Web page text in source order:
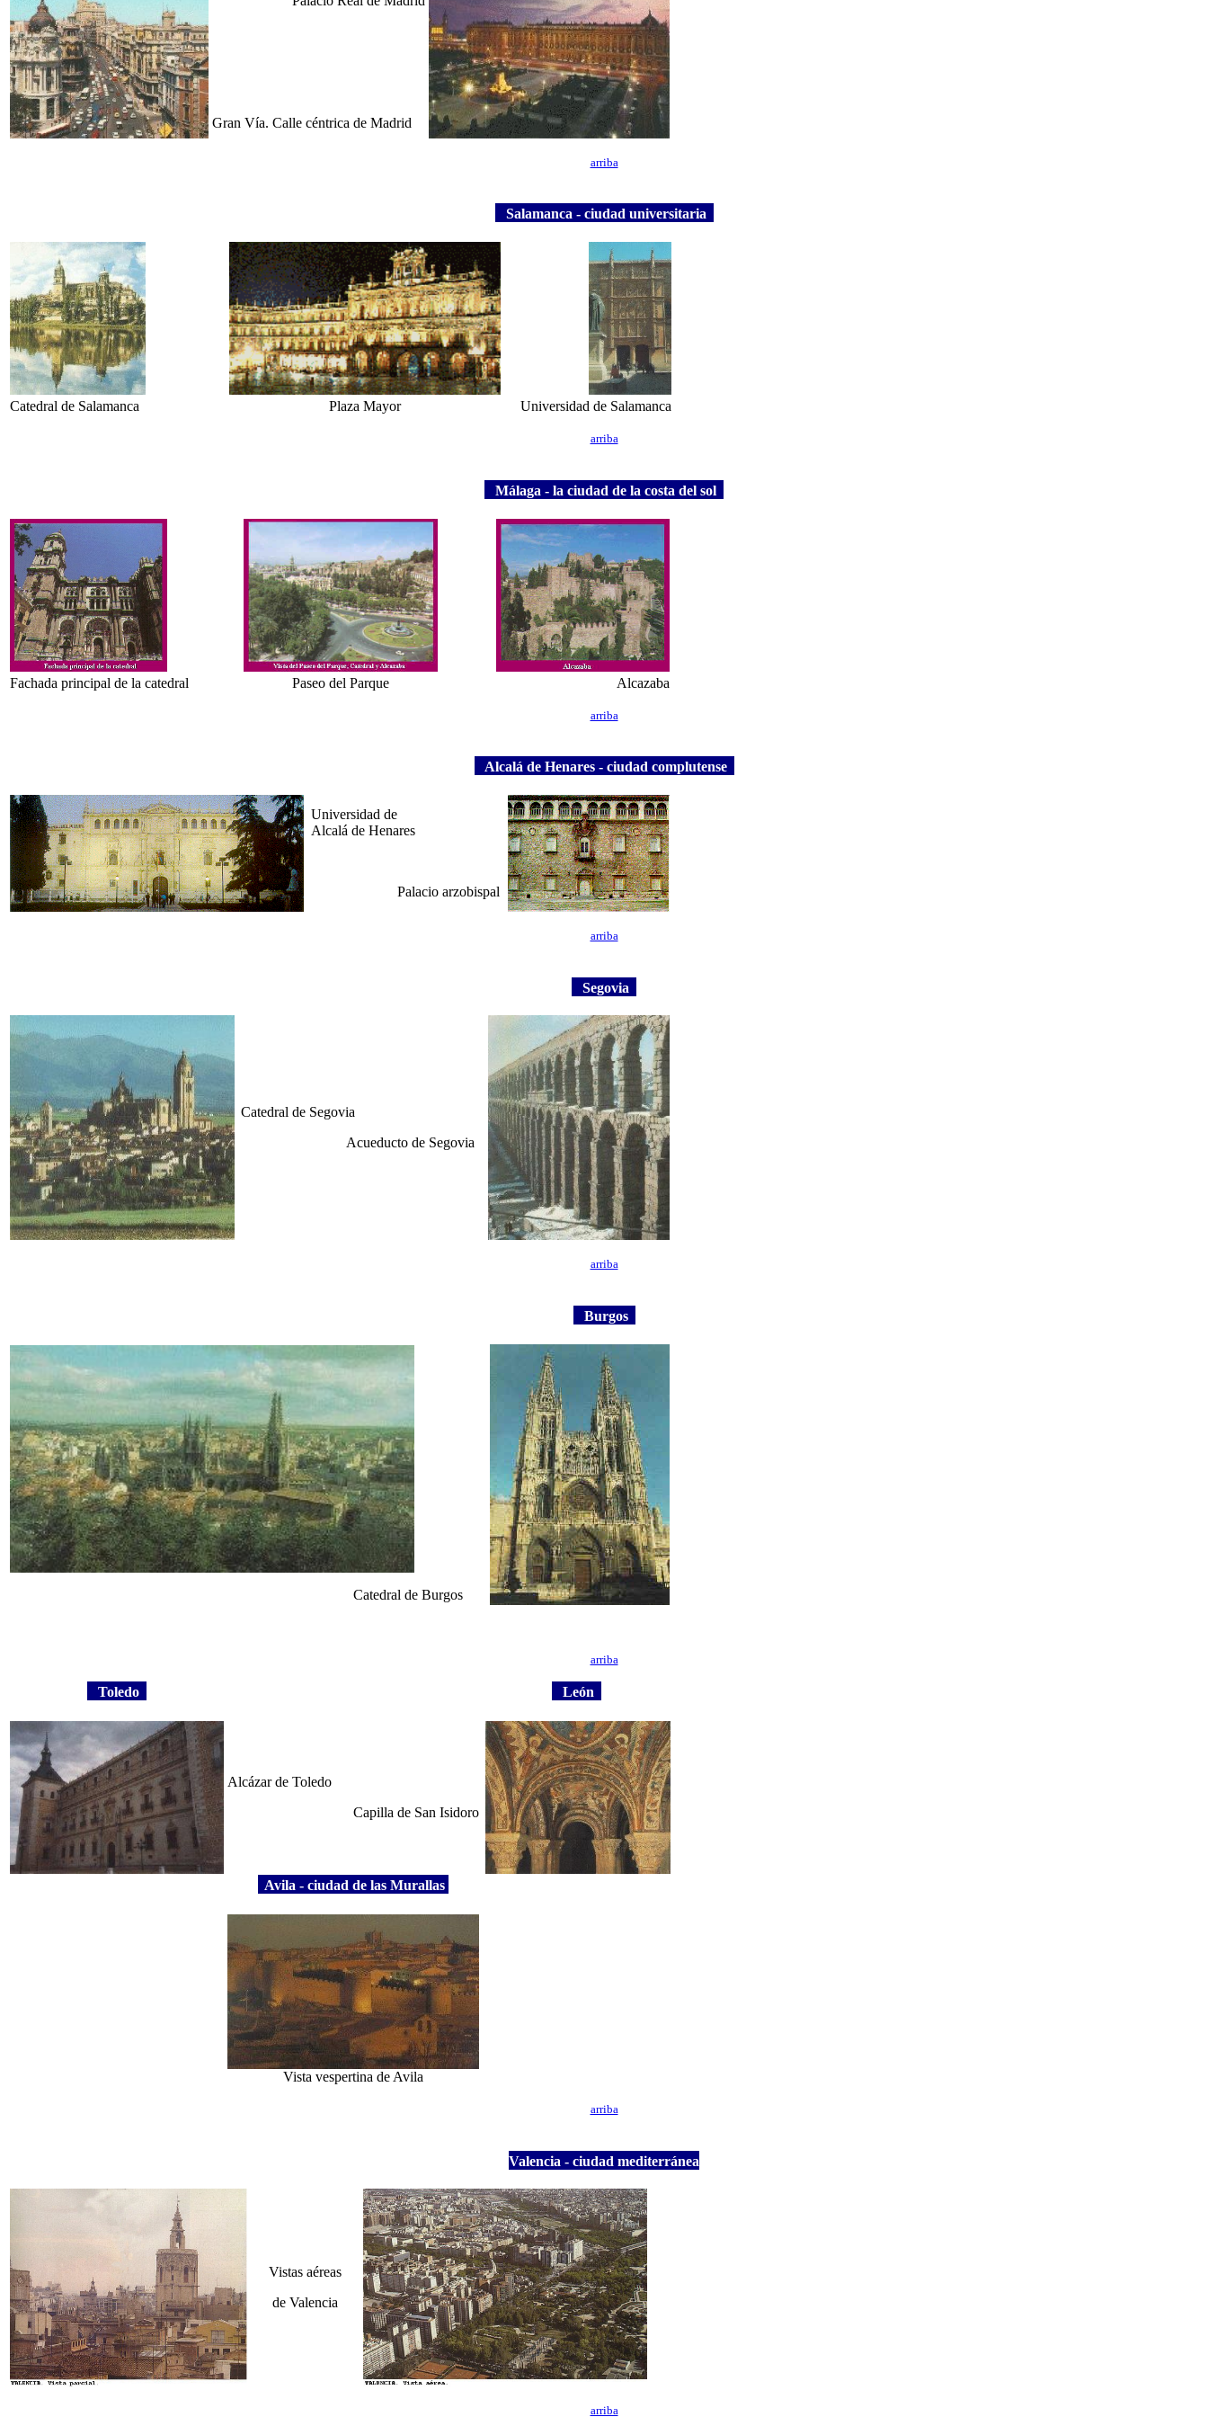
Gran Vía. Calle céntrica de Madrid
arriba
Salamanca - ciudad universitaria
Catedral de Salamanca Plaza Mayor Universidad de Salamanca
arriba
Málaga - la ciudad de la costa del sol
Fachada principal de la catedral Paseo del Parque Alcazaba
arriba
Alcalá de Henares - ciudad complutense
Universidad de
Alcalá de Henares
Palacio arzobispal
arriba
Segovia
Catedral de Segovia
Acueducto de Segovia
arriba
Burgos
Catedral de Burgos
arriba
Toledo León
Alcázar de Toledo
Capilla de San Isidoro
Avila - ciudad de las Murallas
Vista vespertina de Avila
arriba
Valencia - ciudad mediterránea
Vistas aéreas
de Valencia
arriba